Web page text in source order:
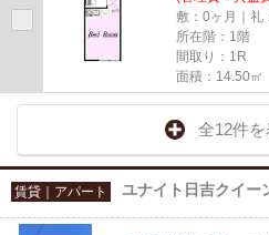
敷：0ヶ月｜礼
所在階：1階
間取り：1R
面積：14.50㎡
全12件
賃貸｜アパート ユナイト日吉クイー